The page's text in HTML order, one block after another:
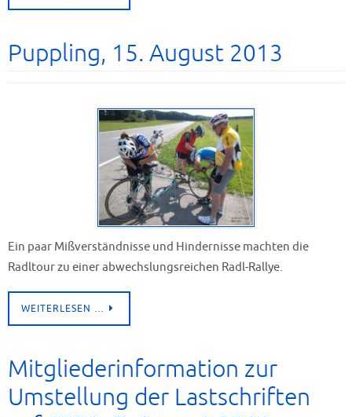
Puppling, 15. August 2013
Ein paar Mißverständnisse und Hindernisse machten die
Radltour zu einer abwechslungsreichen Radl-Rallye.
WEITERLESEN …
Mitgliederinformation zur
Umstellung der Lastschriften